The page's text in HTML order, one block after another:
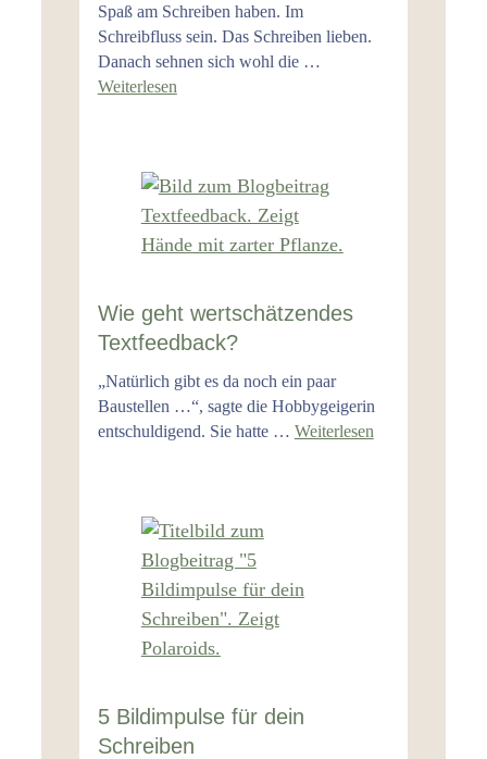
Spaß am Schreiben haben. Im
Schreibfluss sein. Das Schreiben lieben.
Danach sehnen sich wohl die …
Weiterlesen
Wie geht wertschätzendes
Textfeedback?
„Natürlich gibt es da noch ein paar
Baustellen …“, sagte die Hobbygeigerin
entschuldigend. Sie hatte … Weiterlesen
5 Bildimpulse für dein
Schreiben